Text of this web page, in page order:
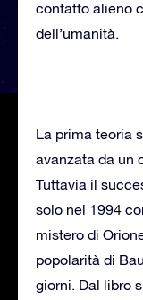
contatto alieno
dell’umanità.
La prima teoria
avanzata da un
Tuttavia il
solo nel 1994
mistero di
popolarità di
giorni. Dal libro